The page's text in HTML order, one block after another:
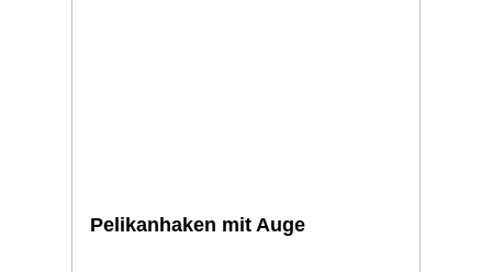
Pelikanhaken mit Auge